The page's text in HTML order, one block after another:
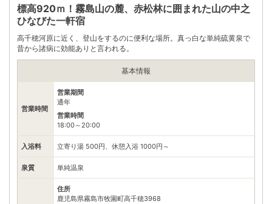
※ 掲載情報は変更になる場合があります。最新の内容はご利用前にご自身でお
問合せください。
※ 料金情報は税込・税抜表記が混ざっております。正しい金額はご利用前にご
自身でお問合せください。
標高920ｍ！霧島山の麓、赤松林に囲まれた山の中之
ひなびた一軒宿
高千穂河原に近く、登山をするのに便利な場所。真っ白な単純硫黄泉で
昔から諸病に効能ありと言われる。
基本情報
営業時間
営業期間
通年
営業時間
18:00～20:00
入浴料 立寄り湯 500円、休憩入浴 1000円～
泉質 単純温泉
住所
鹿児島県霧島市牧園町高千穂3968